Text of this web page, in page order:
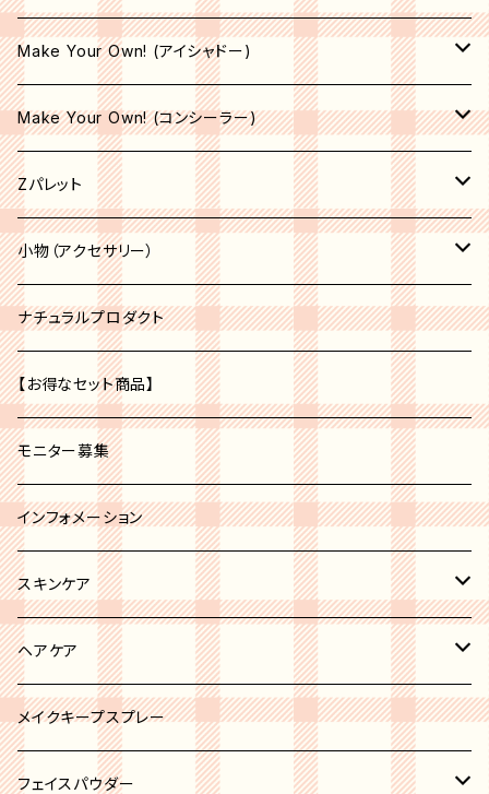
エリートブラシ
リップブラシ
収納空パレット
マット
シマー
サテン
Make Your Own! (アイシャドー)
サテン
オペーク
シア―
セミオペーク
シマー
シア―
オペーク
セミオペーク
マット
シア―
オペーク
セミオペーク
収納空パレット
ベージュ系
ホワイト系
ブラック系
グレー系
ブルー系
ブラウン系
ピンク系
Make Your Own! (コンシーラー)
収納空パレット
Zパレット
パレット
アクセサリー
小物（アクセサリー）
コスメオーガナイザー
収納空パレット
ブラシカバー
その他
ナチュラルプロダクト
【お得なセット商品】
モニター募集
インフォメーション
スキンケア
リップトリートメント
ボディケア
ニキビケア
ヘアケア
ヘアオイル
メイクキープスプレー
フェイスパウダー